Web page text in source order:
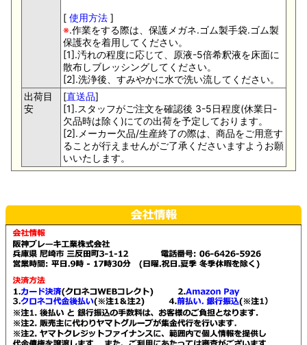
[ 使用方法]
※.作業をする際は、保護メガネ.ゴム製手袋.ゴム製
保護衣を着用してください。
[1].汚れの程度に応じて、原液-5倍希釈液を床面に
散布しブレッシングしてください。
[2].洗浄後、すみやかに水で洗い流してください。
出荷目
安
[直送品]
[1].スタッフがご注文を確認後 3-5日程度(休業日-
欠品時は除く)にての出荷を予定しております。
[2].メーカー欠品/生産終了の際は、商品をご用意す
ることが行えませんがご了承くださいますようお願
いいたします。